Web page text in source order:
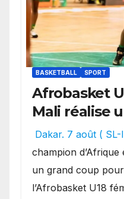
BASKETBALL SPORT
Afrobasket
Mali réalise
festival
une lourde
Bénin.
Dakar. 7 août ( SL-
champion
un grand coup
l’Afrobasket U18